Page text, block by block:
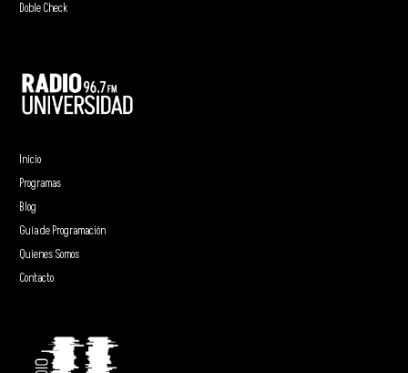
Doble Check
Inicio
Programas
Blog
Guía de Programación
Quienes Somos
Contacto